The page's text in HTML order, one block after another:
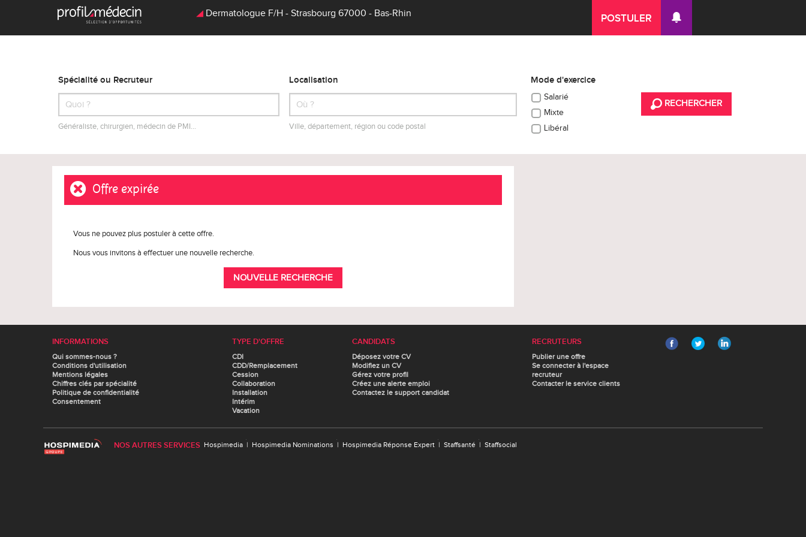
Dermatologue F/H - Strasbourg 67000 - Bas-Rhin POSTULER
Spécialité ou Recruteur
Généraliste, chirurgien, médecin de PMI…
Localisation
Ville, département, région ou code postal
Mode d'exercice
Salarié
Mixte
Libéral
RECHERCHER
Offre expirée
Vous ne pouvez plus postuler à cette offre.
Nous vous invitons à effectuer une nouvelle recherche.
NOUVELLE RECHERCHE
INFORMATIONS
Qui sommes-nous ?
Conditions d'utilisation
Mentions légales
Chiffres clés par spécialité
Politique de confidentialité
Consentement
TYPE D'OFFRE
CDI
CDD/Remplacement
Cession
Collaboration
Installation
Intérim
Vacation
CANDIDATS
Déposez votre CV
Modifiez un CV
Gérez votre profil
Créez une alerte emploi
Contactez le support candidat
RECRUTEURS
Publier une offre
Se connecter à l'espace
recruteur
Contacter le service clients
NOS AUTRES SERVICES Hospimedia | Hospimedia Nominations | Hospimedia Réponse Expert | Staffsanté | Staffsocial